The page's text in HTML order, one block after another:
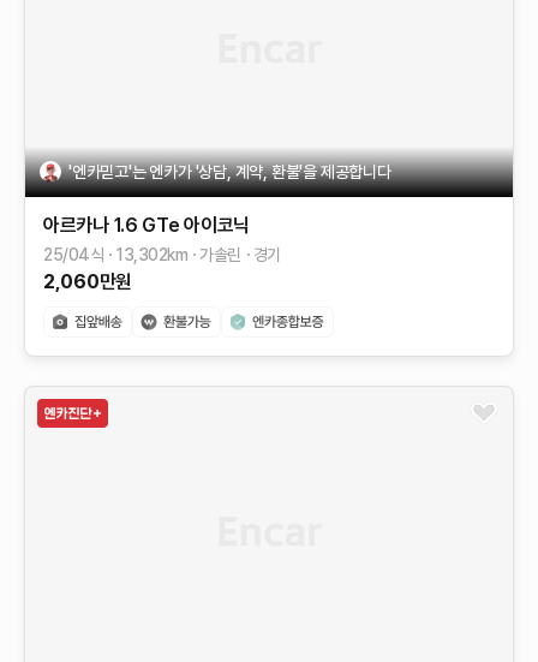
'엔카믿고'는 엔카가 '상담, 계약, 환불'을 제공합니다
아르카나 1.6 GTe 아이코닉
25/04식 13,302km 가솔린 경기
2,060만원